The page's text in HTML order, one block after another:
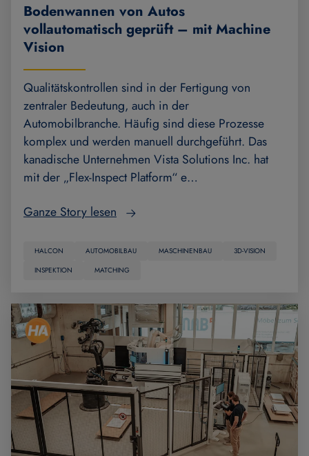
Bodenwannen von Autos
vollautomatisch geprüft – mit Machine
Vision
Qualitätskontrollen sind in der Fertigung von
zentraler Bedeutung, auch in der
Automobilbranche. Häufig sind diese Prozesse
komplex und werden manuell durchgeführt. Das
kanadische Unternehmen Vista Solutions Inc. hat
mit der „Flex-Inspect Platform“ e…
Ganze Story lesen
HALCON AUTOMOBILBAU MASCHINENBAU
3D-VISION
INSPEKTION
MATCHING